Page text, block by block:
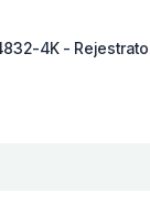
4K -